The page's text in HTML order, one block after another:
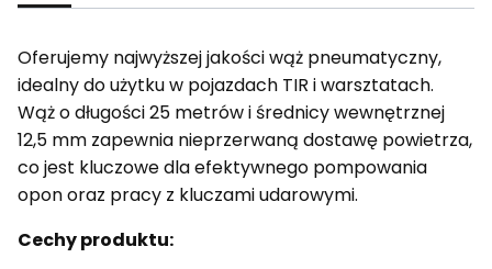
Oferujemy najwyższej jakości wąż pneumatyczny,
idealny do użytku w pojazdach TIR i warsztatach.
Wąż o długości 25 metrów i średnicy wewnętrznej
12,5 mm zapewnia nieprzerwaną dostawę powietrza,
co jest kluczowe dla efektywnego pompowania
opon oraz pracy z kluczami udarowymi.
Cechy produktu: